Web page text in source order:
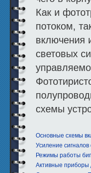
Как и
потоком,
включения
световых
схемы
Основные схемы
Усиление
Режимы работы
Активные приборы